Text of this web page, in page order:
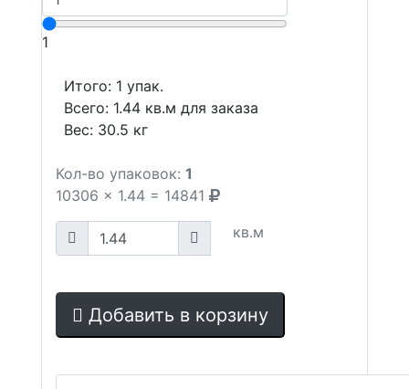
1
Итого: 1 упак.
Всего: 1.44 кв.м для заказа
Вес: 30.5 кг
Кол-во упаковок: 1
10306 x 1.44 = 14841
кв.м
Добавить в корзину